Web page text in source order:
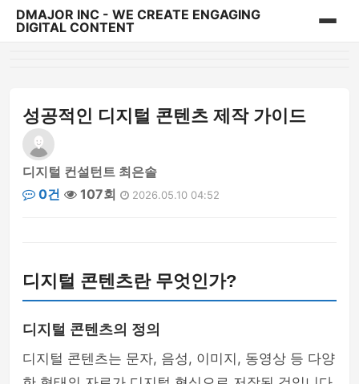
DMAJOR INC - WE CREATE ENGAGING
DIGITAL CONTENT
성공적인 디지털 콘텐츠 제작 가이드
디지털 컨설턴트 최은솔
0건
107회 2026.05.10 04:52
디지털 콘텐츠란 무엇인가?
디지털 콘텐츠의 정의
디지털 콘텐츠는 문자, 음성, 이미지, 동영상 등 다양